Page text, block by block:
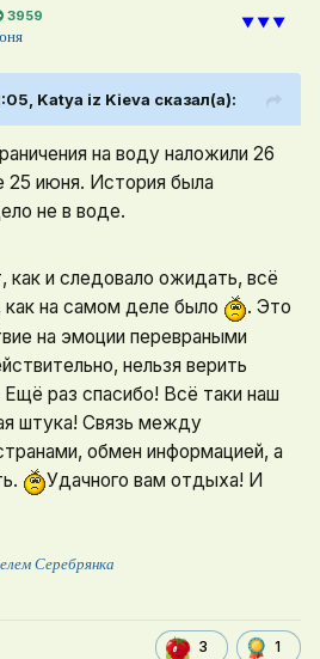
3959 ⯆⯆⯆
Katya iz Kieva сказал(а):
на воду наложили 26
25 июня. История была
не в воде.
как и следовало ожидать, всё
на самом деле было
. Это
на эмоции перевраными
нельзя верить
раз спасибо! Всё таки наш
штука! Связь между
обмен информацией, а
Удачного вам отдыха! И
Серебрянка
3 1